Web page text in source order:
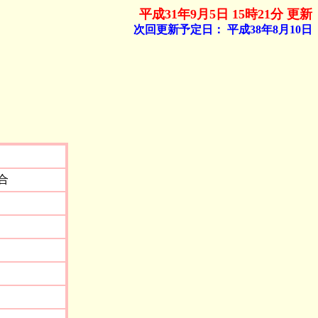
平成31年9月5日 15時21分 更新
次回更新予定日： 平成38年8月10日